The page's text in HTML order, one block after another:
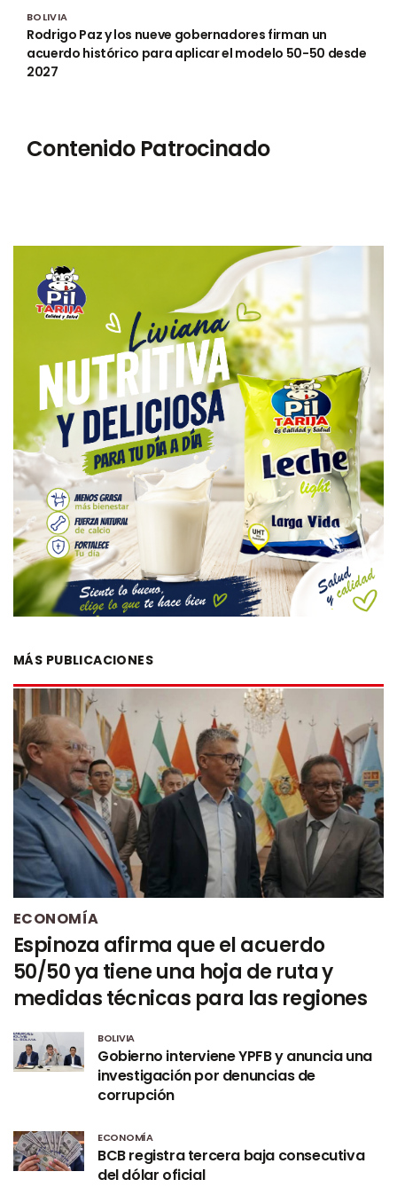
BOLIVIA
Rodrigo Paz y los nueve gobernadores firman un
acuerdo histórico para aplicar el modelo 50-50 desde
2027
Contenido Patrocinado
MÁS PUBLICACIONES
ECONOMÍA
Espinoza afirma que el acuerdo
50/50 ya tiene una hoja de ruta y
medidas técnicas para las regiones
BOLIVIA
Gobierno interviene YPFB y anuncia una
investigación por denuncias de
corrupción
ECONOMÍA
BCB registra tercera baja consecutiva
del dólar oficial